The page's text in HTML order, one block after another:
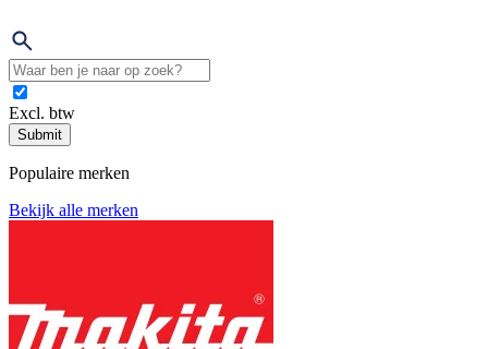
Excl. btw
Submit
Populaire merken
Bekijk alle merken